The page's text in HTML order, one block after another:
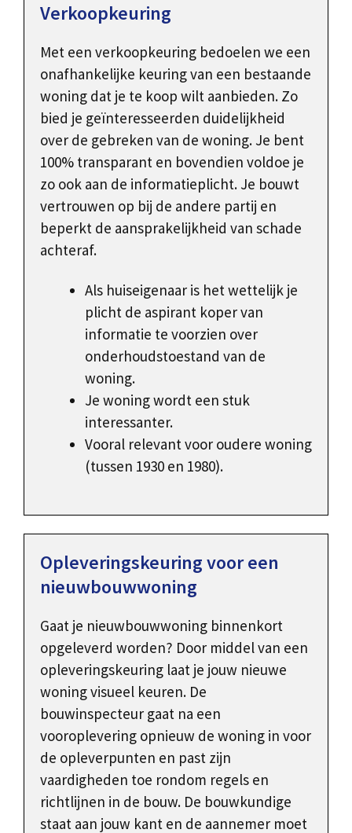
Verkoopkeuring
Met een verkoopkeuring bedoelen we een
onafhankelijke keuring van een bestaande
woning dat je te koop wilt aanbieden. Zo
bied je geïnteresseerden duidelijkheid
over de gebreken van de woning. Je bent
100% transparant en bovendien voldoe je
zo ook aan de informatieplicht. Je bouwt
vertrouwen op bij de andere partij en
beperkt de aansprakelijkheid van schade
achteraf.
Als huiseigenaar is het wettelijk je
plicht de aspirant koper van
informatie te voorzien over
onderhoudstoestand van de
woning.
Je woning wordt een stuk
interessanter.
Vooral relevant voor oudere woning
(tussen 1930 en 1980).
Opleveringskeuring voor een
nieuwbouwwoning
Gaat je nieuwbouwwoning binnenkort
opgeleverd worden? Door middel van een
opleveringskeuring laat je jouw nieuwe
woning visueel keuren. De
bouwinspecteur gaat na een
vooroplevering opnieuw de woning in voor
de opleverpunten en past zijn
vaardigheden toe rondom regels en
richtlijnen in de bouw. De bouwkundige
staat aan jouw kant en de aannemer moet